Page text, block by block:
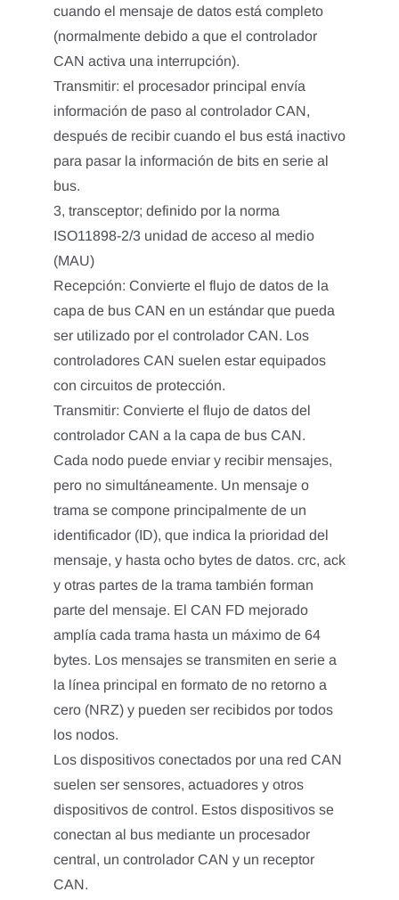
cuando el mensaje de datos está completo
(normalmente debido a que el controlador
CAN activa una interrupción).
Transmitir: el procesador principal envía
información de paso al controlador CAN,
después de recibir cuando el bus está inactivo
para pasar la información de bits en serie al
bus.
3, transceptor; definido por la norma
ISO11898-2/3 unidad de acceso al medio
(MAU)
Recepción: Convierte el flujo de datos de la
capa de bus CAN en un estándar que pueda
ser utilizado por el controlador CAN. Los
controladores CAN suelen estar equipados
con circuitos de protección.
Transmitir: Convierte el flujo de datos del
controlador CAN a la capa de bus CAN.
Cada nodo puede enviar y recibir mensajes,
pero no simultáneamente. Un mensaje o
trama se compone principalmente de un
identificador (ID), que indica la prioridad del
mensaje, y hasta ocho bytes de datos. crc, ack
y otras partes de la trama también forman
parte del mensaje. El CAN FD mejorado
amplía cada trama hasta un máximo de 64
bytes. Los mensajes se transmiten en serie a
la línea principal en formato de no retorno a
cero (NRZ) y pueden ser recibidos por todos
los nodos.
Los dispositivos conectados por una red CAN
suelen ser sensores, actuadores y otros
dispositivos de control. Estos dispositivos se
conectan al bus mediante un procesador
central, un controlador CAN y un receptor
CAN.